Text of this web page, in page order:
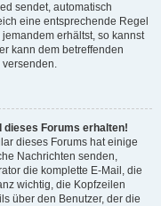
sendet, automatisch
eine entsprechende Regel
erhältst, so kannst
kann dem betreffenden
versenden.
dieses Forums erhalten!
dieses Forums hat einige
Nachrichten senden,
die komplette E-Mail, die
wichtig, die Kopfzeilen
über den Benutzer, der die